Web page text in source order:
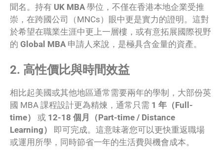
聞名。持有 UK MBA 學位，不僅在香港本地企業受推
崇，在跨國公司（MNCs）眼中更是實力的證明。這對
於希望在職業生涯中更上一層樓，或有意拓展國際視野
的 Global MBA 申請人來說，是極具含金量的資產。
2. 高性價比與時間效益
相比起美國或其他地區通常需要兩年的學制，大部份英
國 MBA 課程設計更為精煉，通常只需 1 年（Full-
time）
或 12-18 個月（Part-time / Distance
Learning）
即可完成。這意味著您可以更快重返職場
或運用所學，同時節省一年的生活費與機會成本。